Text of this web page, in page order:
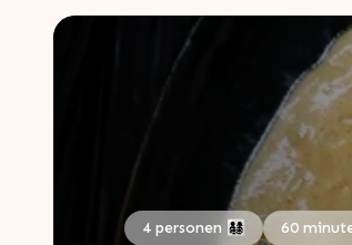
4 personen 👨‍👩‍👧‍👦 60